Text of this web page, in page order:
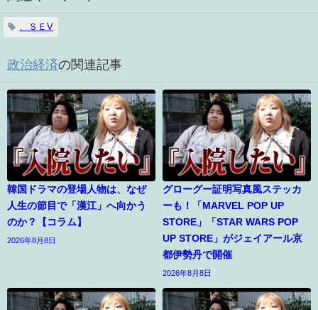
、ＳＥV
政治経済の関連記事
韓国ドラマの登場人物は、なぜ
人生の節目で「漢江」へ向かう
のか？【コラム】
2026年8月8日
グローグー証明写真風ステッカ
ーも！「MARVEL POP UP
STORE」「STAR WARS POP
UP STORE」がジェイアール京
都伊勢丹で開催
2026年8月8日